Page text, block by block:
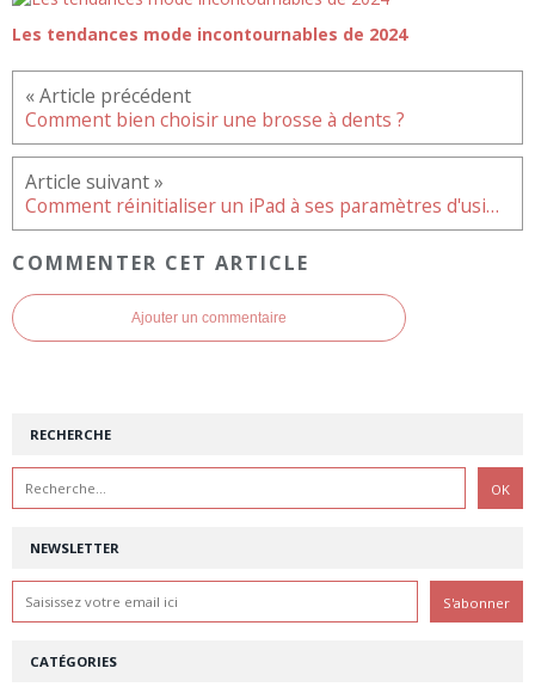
Les tendances mode incontournables de 2024
Comment bien choisir une brosse à dents ?
Comment réinitialiser un iPad à ses paramètres d'usine par défaut ?
COMMENTER CET ARTICLE
Ajouter un commentaire
NEWSLETTER
RECHERCHE
CATÉGORIES